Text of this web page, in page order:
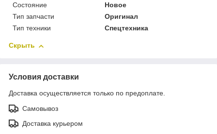
Состояние
Новое
Тип запчасти
Оригинал
Тип техники
Спецтехника
Скрыть
Условия доставки
Доставка осуществляется только по предоплате.
Самовывоз
Доставка курьером